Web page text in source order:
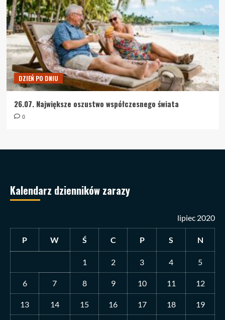
DZIEŃ PO DNIU
26.07. Największe oszustwo współczesnego świata
0
Kalendarz dzienników zarazy
lipiec 2020
P W Ś C P S N
1 2 3 4 5
6 7 8 9 10 11 12
13 14 15 16 17 18 19